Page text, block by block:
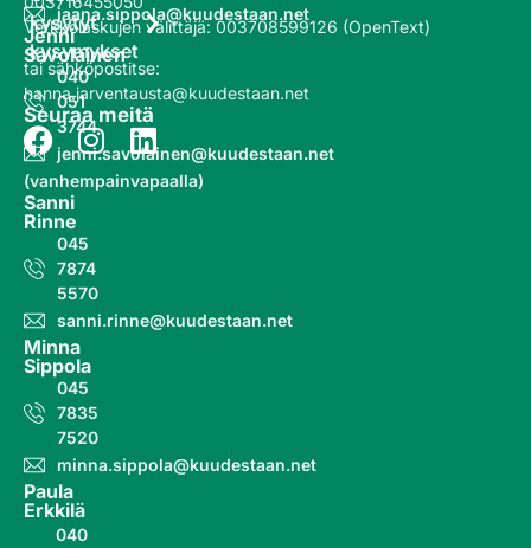
kysytyt
kysymykset
jaana.sippola@kuudestaan.net
Jenni
Savolainen
040
051
3744
jenni.savolainen@kuudestaan.net
(vanhempainvapaalla)
Sanni
Rinne
045
7874
5570
sanni.rinne@kuudestaan.net
Minna
Sippola
045
7835
7520
minna.sippola@kuudestaan.net
Paula
Erkkilä
040
Verkkolaskujen välittäjä: 003708599126 (OpenText)
tai sähköpostitse:
hanna.jarventausta@kuudestaan.net
Seuraa meitä